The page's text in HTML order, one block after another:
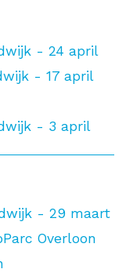
- 24 april
- 17 april
- 3 april
- 29 maart
Overloon